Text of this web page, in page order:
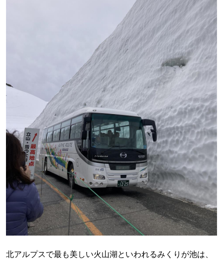
北アルプスで最も美しい火山湖といわれるみくりが池は、